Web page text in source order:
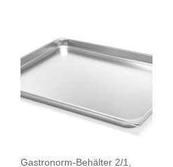
Gastronorm-Behälter 2/1,